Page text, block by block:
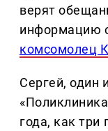
верят
информацию
комсомолец
Сергей, один
года, как